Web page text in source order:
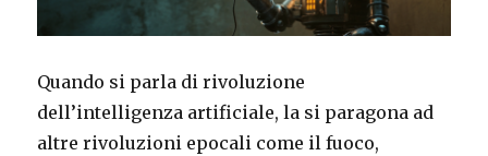
Quando si parla di rivoluzione
dell’intelligenza artificiale, la si paragona ad
altre rivoluzioni epocali come il fuoco,